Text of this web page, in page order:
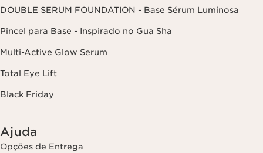
de privacidade, clicando aqui
DOUBLE SERUM FOUNDATION - Base Sérum Luminosa
Pincel para Base - Inspirado no Gua Sha
Multi-Active Glow Serum
Total Eye Lift
Black Friday
Ajuda
Opções de Entrega